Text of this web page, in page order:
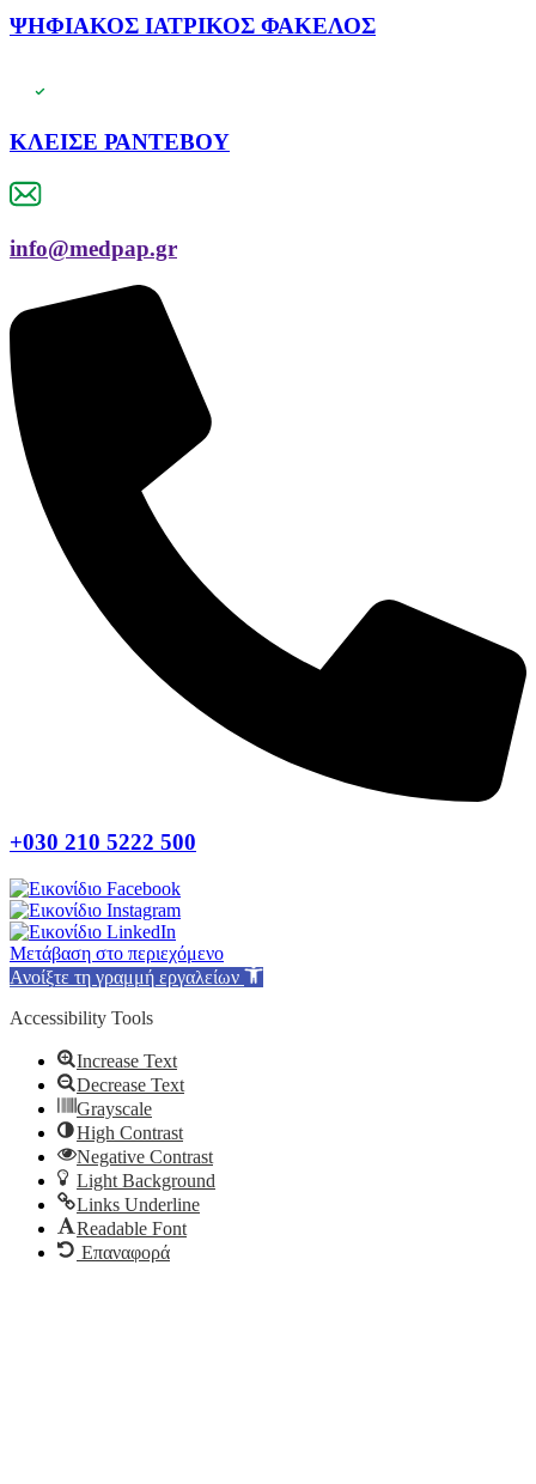
ΨΗΦΙΑΚΟΣ ΙΑΤΡΙΚΟΣ ΦΑΚΕΛΟΣ
ΚΛΕΙΣΕ ΡΑΝΤΕΒΟΥ
info@medpap.gr
+030 210 5222 500
Μετάβαση στο περιεχόμενο
Ανοίξτε τη γραμμή εργαλείων
Accessibility Tools
Increase Text
Decrease Text
Grayscale
High Contrast
Negative Contrast
Light Background
Links Underline
Readable Font
Επαναφορά